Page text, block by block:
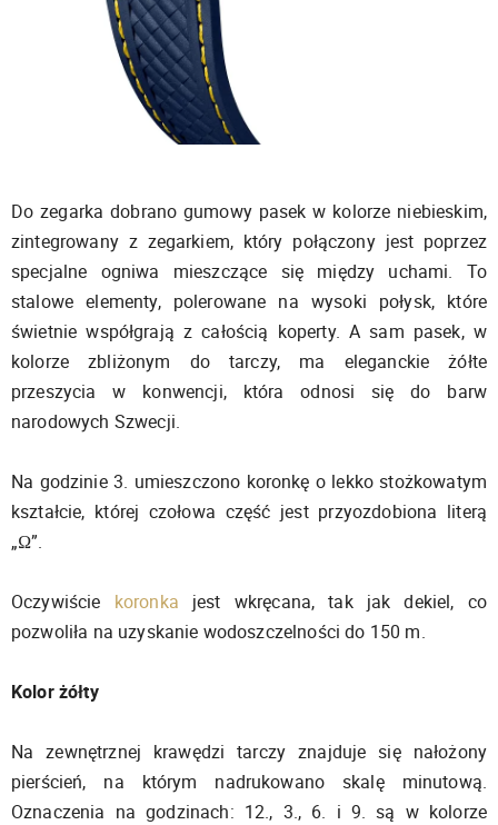
Do zegarka dobrano gumowy pasek w kolorze niebieskim,
zintegrowany z zegarkiem, który połączony jest poprzez
specjalne ogniwa mieszczące się między uchami. To
stalowe elementy, polerowane na wysoki połysk, które
świetnie współgrają z całością koperty. A sam pasek, w
kolorze zbliżonym do tarczy, ma eleganckie żółte
przeszycia w konwencji, która odnosi się do barw
narodowych Szwecji.
Na godzinie 3. umieszczono koronkę o lekko stożkowatym
kształcie, której czołowa część jest przyozdobiona literą
„Ω”.
Oczywiście koronka jest wkręcana, tak jak dekiel, co
pozwoliła na uzyskanie wodoszczelności do 150 m.
Kolor żółty
Na zewnętrznej krawędzi tarczy znajduje się nałożony
pierścień, na którym nadrukowano skalę minutową.
Oznaczenia na godzinach: 12., 3., 6. i 9. są w kolorze